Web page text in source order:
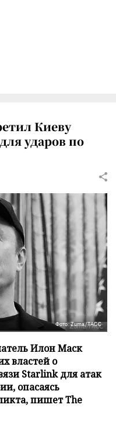
Киеву
ударов по
Фото: Zuma/ТАСС
Илон Маск
властей о
Starlink для атак
опасаясь
пишет The